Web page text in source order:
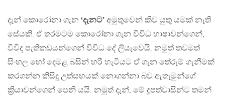
දැන් කොරෝනා ගැන ‘දැනට’ අමුතුවෙන් කිව යුතු යමක් නැති
සේයකි. ඒ තරමටම කොරෝනා ගැන විවිධ භාෂාවන්ගෙන්,
විවිද පැතිකඩයන්ගෙන් විවිධ දේ ලියැවෙයි. නමුත් තවමත්
සිංහල හෝ දෙමළ බසින් හරි හැටියට ඒ ගැන තේරුම් ගැනීමක්
කරගන්න කිසිදු උත්සහයක් නොගන්නා බව ඇතැමුන්ගේ
ක්‍රියාවන්ගෙන් පෙනි යයි. නමුත් දැන්, මේ දූපත්වාසීන්ට තමන්